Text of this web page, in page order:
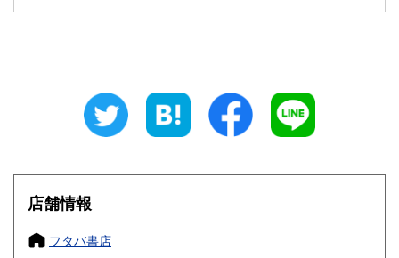
600円 三重県
大阪府
奈良県
店舗情報
フタバ書店